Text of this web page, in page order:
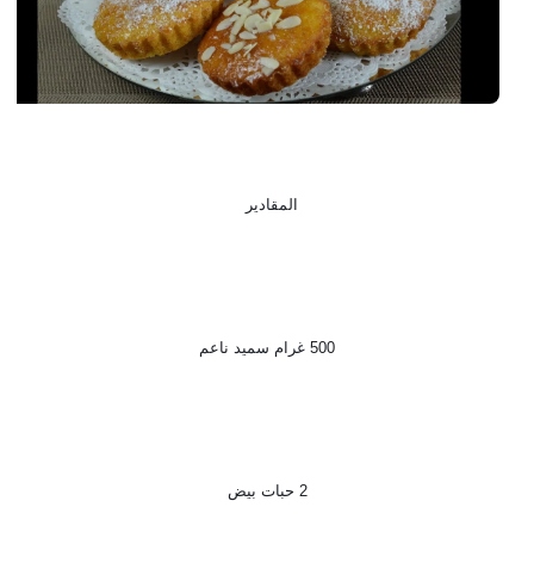
المقادير
500 غرام سميد ناعم
2 حبات بيض